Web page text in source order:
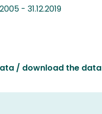
- 31.12.2019
/ download the data